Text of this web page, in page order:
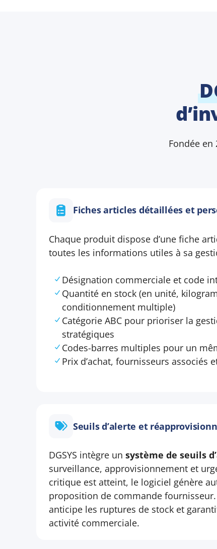
Fondée en
Fiches articles détaillées et
Chaque produit dispose d’une fiche
toutes les informations utiles à sa
Désignation commerciale et code
Quantité en stock (en unité,
conditionnement multiple)
Catégorie ABC pour prioriser la
stratégiques
Codes-barres multiples pour un
Prix d’achat, fournisseurs associés
Seuils d’alerte et
DGSYS intègre un système de seuils
surveillance, approvisionnement et
critique est atteint, le logiciel génère
proposition de commande
anticipe les ruptures de stock et
activité commerciale.